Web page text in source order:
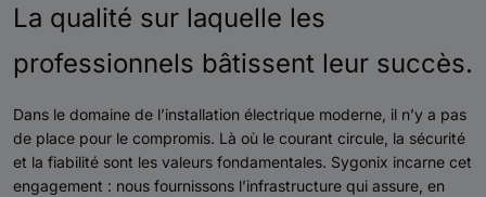
La qualité sur laquelle les
professionnels bâtissent leur succès.
Dans le domaine de l’installation électrique moderne, il n’y a pas
de place pour le compromis. Là où le courant circule, la sécurité
et la fiabilité sont les valeurs fondamentales. Sygonix incarne cet
engagement : nous fournissons l’infrastructure qui assure, en